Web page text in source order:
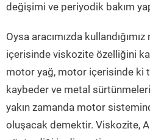
değişimi ve periyodik bakım
Oysa aracımızda kullandığımız
içerisinde viskozite özelliğini
motor yağ, motor içerisinde ki
kaybeder ve metal
yakın zamanda motor
oluşacak demektir. Viskozite,